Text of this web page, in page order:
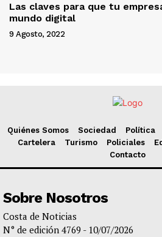
Las claves para que tu
mundo digital
9 Agosto, 2022
Quiénes Somos Sociedad Política
Cartelera
Turismo Policiales
Contacto
Sobre Nosotros
Costa de Noticias
N° de edición 4769 - 10/07/2026